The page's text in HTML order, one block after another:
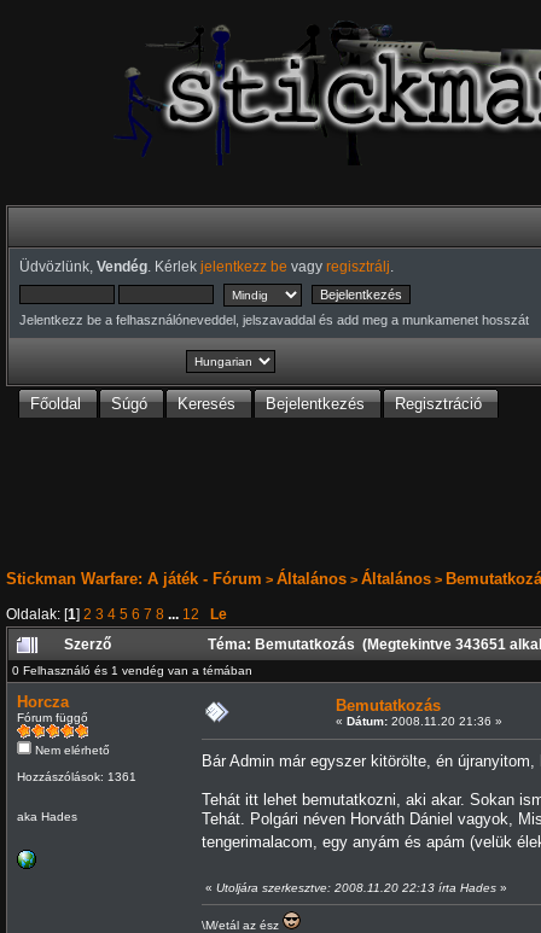
Üdvözlünk, Vendég. Kérlek jelentkezz be vagy regisztrálj
Jelentkezz be a felhasználóneveddel, jelszavaddal és add meg a munkamenet hosszát
Főoldal Súgó Keresés Bejelentkezés Regisztráció
Stickman Warfare: A játék - Fórum > Általános> Általános>
Oldalak: [1] 2 3 4 5 6 7 8 ... 12
Le
Szerző
Téma: Bemutatkozás (Megtekintve 343651
0 Felhasználó és 1 vendég van a témában
Horcza
Fórum függő
Nem elérhető
Hozzászólások: 1361
aka Hades
Bemutatkozás
« Dátum:2008.11.20 21:36 »
Bár Admin már egyszer kitörölte, én
Tehát itt lehet bemutatkozni, aki akar. Sokan
Tehát. Polgári néven Horváth Dániel vagyok,
tengerimalacom, egy anyám és apám (velük
« Utoljára szerkesztve: 2008.11.20 22:13 írta Hades»
\M/etál az ész